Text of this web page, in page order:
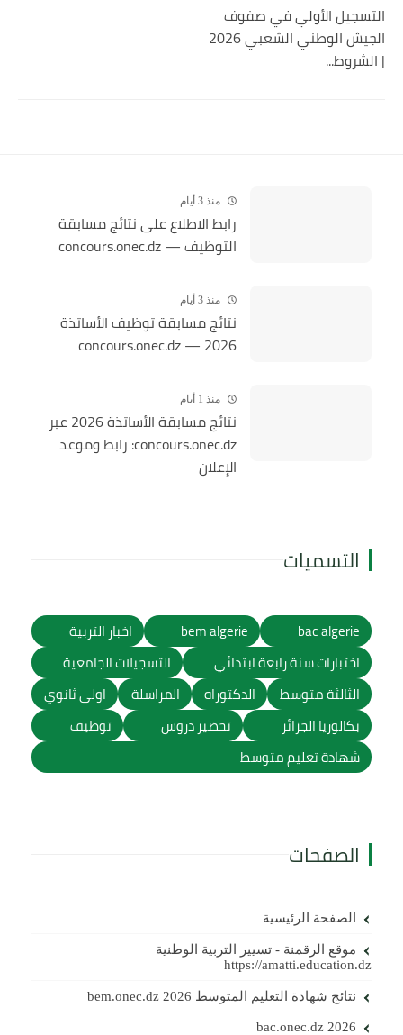
التسجيل الأولي في صفوف
الجيش الوطني الشعبي 2026
| الشروط...
منذ 3 أيام
رابط الاطلاع على نتائج مسابقة
التوظيف — concours.onec.dz
منذ 3 أيام
نتائج مسابقة توظيف الأساتذة
2026 — concours.onec.dz
منذ 1 أيام
نتائج مسابقة الأساتذة 2026 عبر
concours.onec.dz: رابط وموعد
الإعلان
التسميات
bac algerie
bem algerie
اخبار التربية
اختبارات سنة رابعة ابتدائي
التسجيلات الجامعية
الثالثة متوسط
الدكتوراه المراسلة
اولى ثانوي
بكالوريا الجزائر
تحضير دروس
توظيف
شهادة تعليم متوسط
الصفحات
الصفحة الرئيسية
موقع الرقمنة - تسيير التربية الوطنية
https://amatti.education.dz
نتائج شهادة التعليم المتوسط 2026 bem.onec.dz
bac.onec.dz 2026